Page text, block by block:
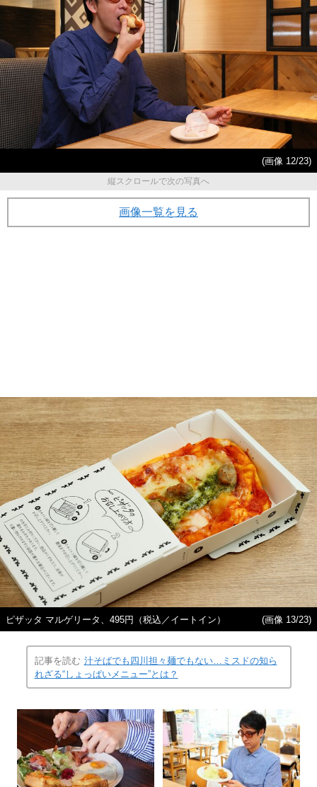
(画像 12/23)
縦スクロールで次の写真へ
画像一覧を見る
ピザッタ マルゲリータ、495円（税込／イートイン） (画像 13/23)
記事を読む 汁そばでも四川担々麺でもない…ミスドの知ら
れざる“しょっぱいメニュー”とは？